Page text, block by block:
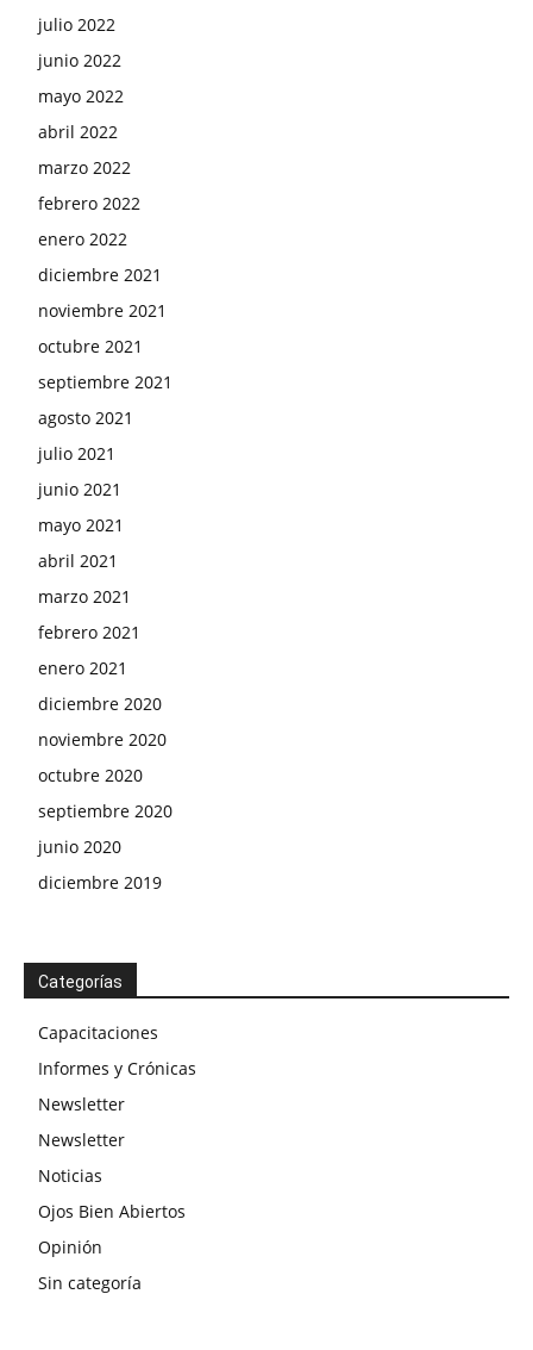
julio 2022
junio 2022
mayo 2022
abril 2022
marzo 2022
febrero 2022
enero 2022
diciembre 2021
noviembre 2021
octubre 2021
septiembre 2021
agosto 2021
julio 2021
junio 2021
mayo 2021
abril 2021
marzo 2021
febrero 2021
enero 2021
diciembre 2020
noviembre 2020
octubre 2020
septiembre 2020
junio 2020
diciembre 2019
Categorías
Capacitaciones
Informes y Crónicas
Newsletter
Newsletter
Noticias
Ojos Bien Abiertos
Opinión
Sin categoría